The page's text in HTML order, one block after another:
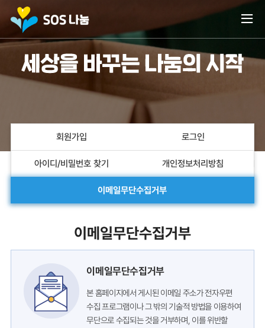
열기
회원가입 로그인
아이디/비밀번호 찾기 개인정보처리방침
이메일무단수집거부
이메일무단수집거부
이메일무단수집거부
본 홈페이지에서 게시된 이메일 주소가 전자우편
수집 프로그램이나 그 밖의 기술적 방법을 이용하여
무단으로 수집되는 것을 거부하며, 이를 위반할